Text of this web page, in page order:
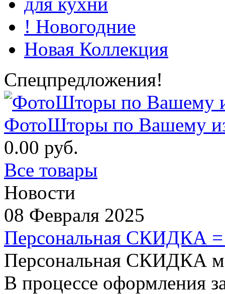
! Новогодние
Новая Коллекция
Спецпредложения!
ФотоШторы по Вашему
0.00 руб.
Все товары
Новости
08 Февраля 2025
Персональная СКИДКА
Персональная СКИДКА
В процессе оформления